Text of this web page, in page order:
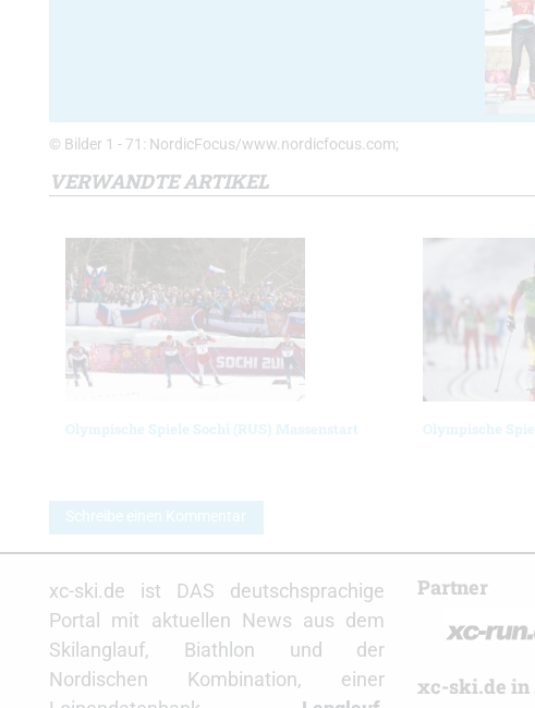
© Bilder 1 - 71: NordicFocus/www.nordicfocus.com;
VERWANDTE ARTIKEL
Olympische Spiele Sochi (RUS) Massenstart Olympische
Schreibe einen Kommentar
xc-ski.de ist DAS deutschsprachige
Portal mit aktuellen News aus dem
Skilanglauf, Biathlon und der
Nordischen Kombination, einer
Partner
xc-ski.de in